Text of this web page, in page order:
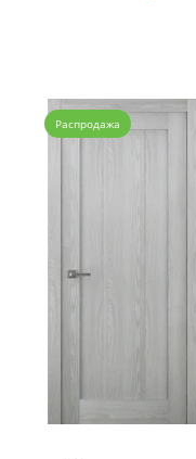
Распродажа